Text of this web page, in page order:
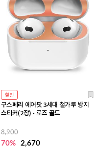
할인
구스페리 에어팟 3세대 철가루 방지
스티커(2장) - 로즈 골드
8,900
70% 2,670